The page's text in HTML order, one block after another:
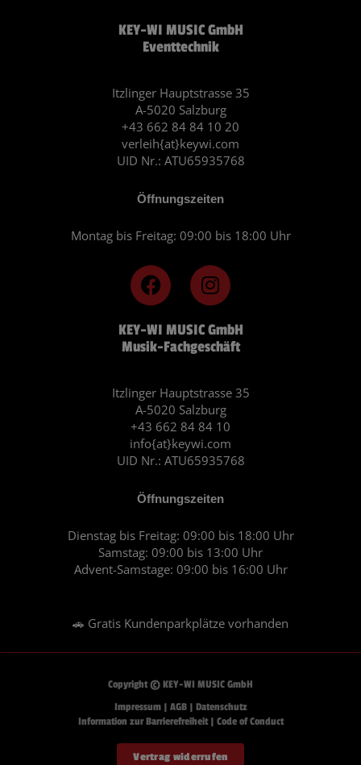
KEY-WI MUSIC GmbH
Musik-Fachgeschäft
Itzlinger Hauptstrasse 35
A-5020 Salzburg
+43 662 84 84 10
info{at}keywi.com
UID Nr.: ATU65935768
Öffnungszeiten
Dienstag bis Freitag: 09:00 bis 18:00 Uhr
Samstag: 09:00 bis 13:00 Uhr
Advent-Samstage: 09:00 bis 16:00 Uhr
🚗 Gratis Kundenparkplätze vorhanden
F
a
c
e
b
o
k
I
n
s
t
a
r
a
m
KEY-WI MUSIC GmbH
Eventtechnik
Itzlinger Hauptstrasse 35
A-5020 Salzburg
+43 662 84 84 10 20
verleih{at}keywi.com
UID Nr.: ATU65935768
Öffnungszeiten
Montag bis Freitag: 09:00 bis 18:00 Uhr
Copyright © KEY-WI MUSIC GmbH
Impressum| AGB| Datenschutz
Information zur Barrierefreiheit| Code of Conduct
Vertrag widerrufen